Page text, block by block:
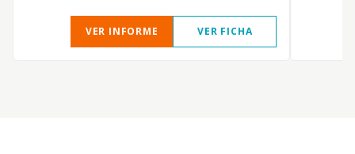
VER INFORME VER FICHA